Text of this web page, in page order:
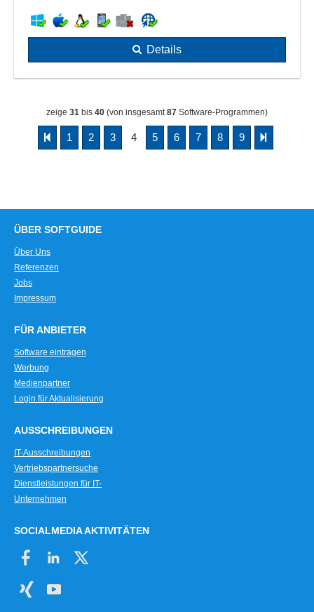
Details
zeige 31 bis 40 (von insgesamt87 Software-Programmen)
1 2 3 4 5 6 7 8 9
ÜBER SOFTGUIDE
Über Uns
Referenzen
Jobs
Impressum
FÜR ANBIETER
Software eintragen
Werbung
Medienpartner
Login für Aktualisierung
AUSSCHREIBUNGEN
IT-Ausschreibungen
Vertriebspartnersuche
Dienstleistungen für IT-
Unternehmen
SOCIALMEDIA AKTIVITÄTEN